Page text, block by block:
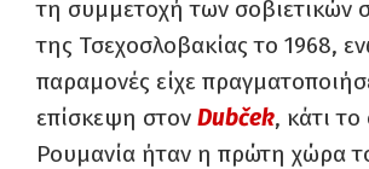
τη συμμετοχή των σοβιετικών
της Τσεχοσλοβακίας το 1968,
παραμονές είχε
επίσκεψη στον Dubček, κάτι το
Ρουμανία ήταν η πρώτη χώρα